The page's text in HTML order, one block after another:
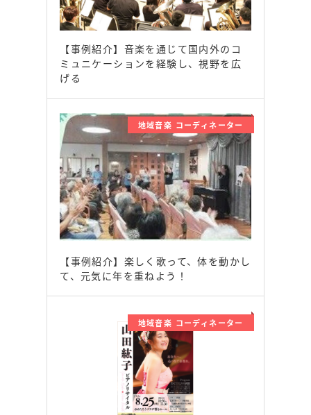
【事例紹介】音楽を通じて国内外のコ
ミュニケーションを経験し、視野を広
げる
地域音楽 コーディネーター
【事例紹介】楽しく歌って、体を動かし
て、元気に年を重ねよう！
地域音楽 コーディネーター